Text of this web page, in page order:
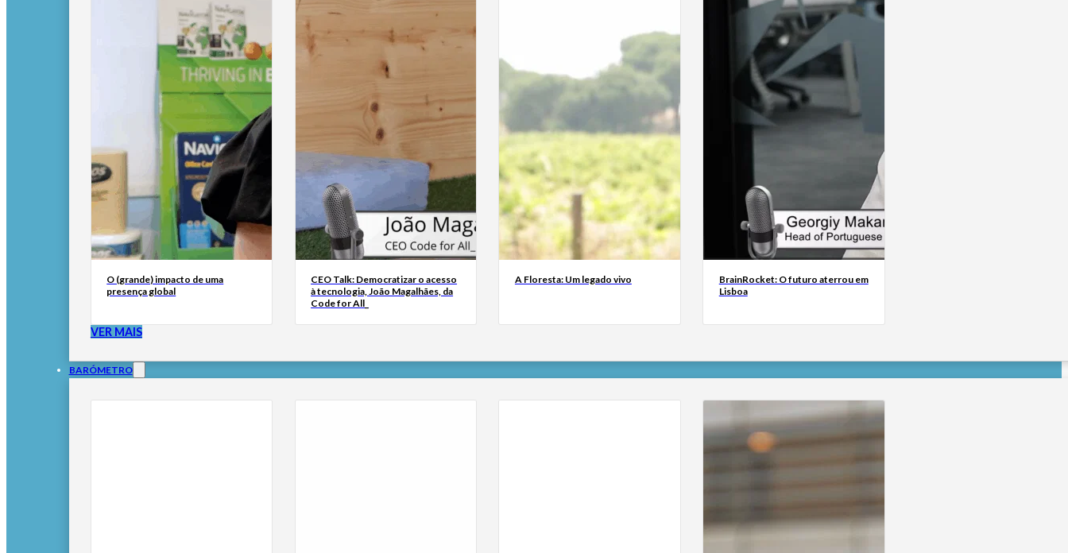
O (grande) impacto de uma
presença global
CEO Talk: Democratizar o acesso
à tecnologia, João Magalhães, da
Code for All_
A Floresta: Um legado vivo
BrainRocket: O futuro aterrou em
Lisboa
VER MAIS
BARÓMETRO